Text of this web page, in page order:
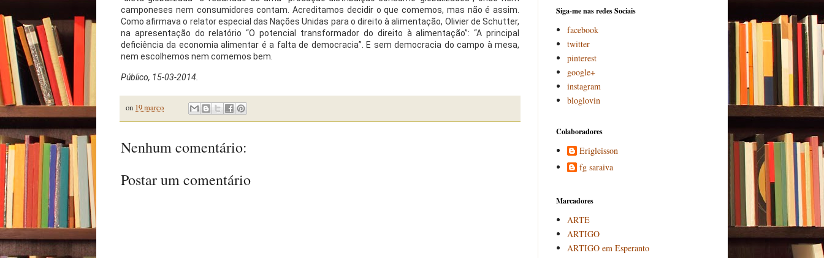
camponeses nem consumidores contam. Acreditamos decidir o que comemos, mas não é assim.
Como afirmava o relator especial das Nações Unidas para o direito à alimentação, Olivier de Schutter,
na apresentação do relatório “O potencial transformador do direito à alimentação”: “A principal
deficiência da economia alimentar é a falta de democracia”. E sem democracia do campo à mesa,
nem escolhemos nem comemos bem.
Público, 15-03-2014.
on 19 março
Nenhum comentário:
Postar um comentário
Siga-me nas redes Sociais
facebook
twitter
pinterest
google+
instagram
bloglovin
Colaboradores
Erigleisson
fg saraiva
Marcadores
ARTE
ARTIGO
ARTIGO em Esperanto